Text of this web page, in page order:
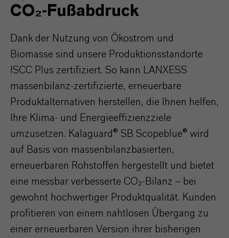
CO₂-Fußabdruck
Dank der Nutzung von Ökostrom und
Biomasse sind unsere Produktionsstandorte
ISCC Plus zertifiziert. So kann LANXESS
massenbilanz-zertifizierte, erneuerbare
Produktalternativen herstellen, die Ihnen helfen,
Ihre Klima- und Energieeffizienzziele
umzusetzen. Kalaguard® SB Scopeblue® wird
auf Basis von massenbilanzbasierten,
erneuerbaren Rohstoffen hergestellt und bietet
eine messbar verbesserte CO₂-Bilanz – bei
gewohnt hochwertiger Produktqualität. Kunden
profitieren von einem nahtlosen Übergang zu
einer erneuerbaren Version ihrer bisherigen